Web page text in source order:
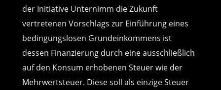
der Initiative Unternimm die Zukunft
vertretenen Vorschlags zur Einführung eines
bedingungslosen Grundeinkommens ist
dessen Finanzierung durch eine ausschließlich
auf den Konsum erhobenen Steuer wie der
Mehrwertsteuer. Diese soll als einzige Steuer